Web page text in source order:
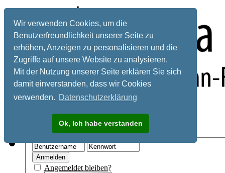
Wir verwenden Cookies, um die
Benutzerfreundlichkeit unserer Seite zu
erhöhen, Anzeigen zu personalisieren und die
Zugriffe auf unsere Website zu analysieren.
Mit der Nutzung unserer Seite erklären Sie sich
damit einverstanden, dass wir Cookies
verwenden. Datenschutzerklärung
Ok, Ich habe verstanden
Registrieren
Angemeldet bleiben?